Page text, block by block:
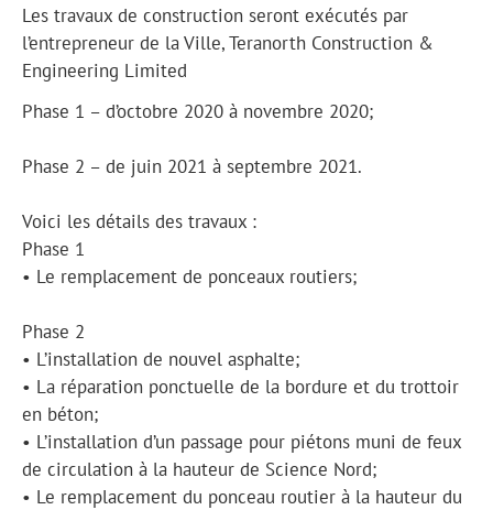
Les travaux de construction seront exécutés par
l’entrepreneur de la Ville, Teranorth Construction &
Engineering Limited
Phase 1 – d’octobre 2020 à novembre 2020;
Phase 2 – de juin 2021 à septembre 2021.
Voici les détails des travaux :
Phase 1
• Le remplacement de ponceaux routiers;
Phase 2
• L’installation de nouvel asphalte;
• La réparation ponctuelle de la bordure et du trottoir
en béton;
• L’installation d’un passage pour piétons muni de feux
de circulation à la hauteur de Science Nord;
• Le remplacement du ponceau routier à la hauteur du